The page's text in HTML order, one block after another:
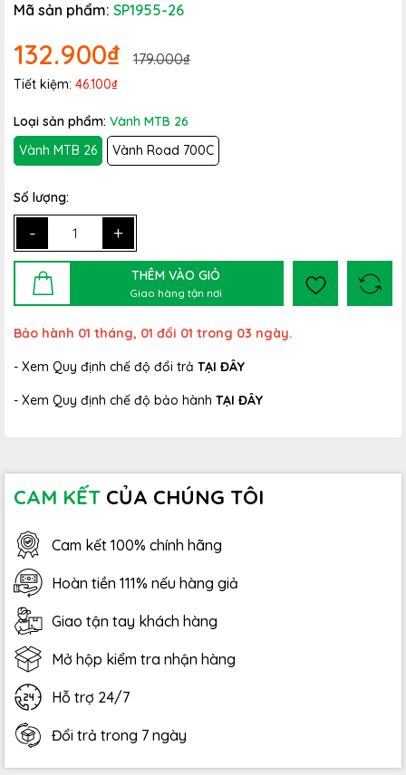
Mã sản phẩm: SP1955-26
132.900₫ 179.000₫
Tiết kiệm: 46.100₫
Loại sản phẩm: Vành MTB 26
Vành MTB 26
Vành Road 700C
Số lượng:
- +
THÊM VÀO GIỎ
Giao hàng tận nơi
Bảo hành 01 tháng, 01 đổi 01 trong 03 ngày.
- Xem Quy định chế độ đổi trả TẠI ĐÂY
- Xem Quy định chế độ bảo hành TẠI ĐÂY
CAM KẾT CỦA CHÚNG TÔI
Cam kết 100% chính hãng
Hoàn tiền 111% nếu hàng giả
Giao tận tay khách hàng
Mở hộp kiểm tra nhận hàng
Hỗ trợ 24/7
Đổi trả trong 7 ngày